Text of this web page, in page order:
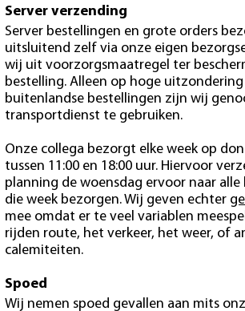
Server verzending
Server bestellingen en grote orders
uitsluitend zelf via onze eigen
wij uit voorzorgsmaatregel ter
bestelling. Alleen op hoge
buitenlandse bestellingen zijn wij
transportdienst te gebruiken.
Onze collega bezorgt elke week op
tussen 11:00 en 18:00 uur. Hiervoor
planning de woensdag ervoor naar
die week bezorgen. Wij geven echter
mee omdat er te veel variablen
rijden route, het verkeer, het weer, of
calemiteiten.
Spoed
Wij nemen spoed gevallen aan mits